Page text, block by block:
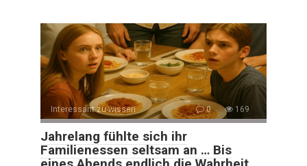
Interessant zu wissen 0 169
Jahrelang fühlte sich ihr
Familienessen seltsam an … Bis